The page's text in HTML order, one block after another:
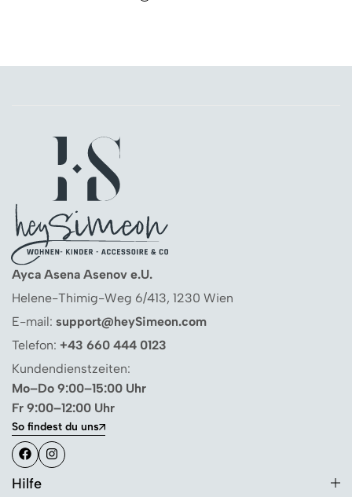
Ayca Asena Asenov e.U.
Helene-Thimig-Weg 6/413, 1230 Wien
E-mail: support@heySimeon.com
Telefon: +43 660 444 0123
Kundendienstzeiten:
Mo–Do 9:00–15:00 Uhr
Fr 9:00–12:00 Uhr
So findest du uns
Hilfe